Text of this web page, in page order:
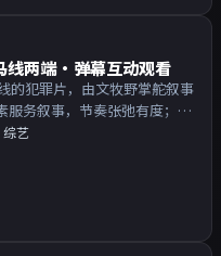
线两端·弹幕互动观看
的犯罪片，由文牧野掌舵叙事
服务叙事，节奏张弛有度；对
台词。主演以演技派为主，
艺